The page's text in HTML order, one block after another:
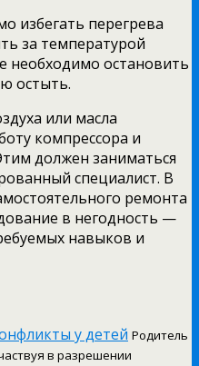
избегать перегрева
за температурой
необходимо остановить
остыть.
или масла
компрессора и
должен заниматься
специалист. В
ремонта
в негодность —
навыков и
у детей Родитель
в разрешении